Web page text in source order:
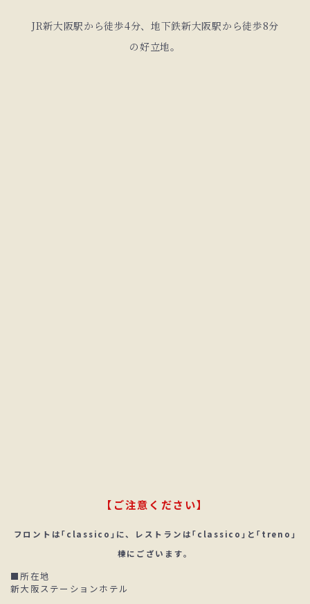
JR新大阪駅から徒歩4分、地下鉄新大阪駅から徒歩8分
の好立地。
【ご注意ください】
フロントは｢classico｣に、レストランは｢classico｣と｢treno｣
棟にございます。
■所在地
新大阪ステーションホテル